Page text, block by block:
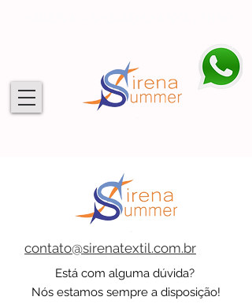
contato@sirenatextil.com.br
Está com alguma dúvida?
Nós estamos sempre a disposição!